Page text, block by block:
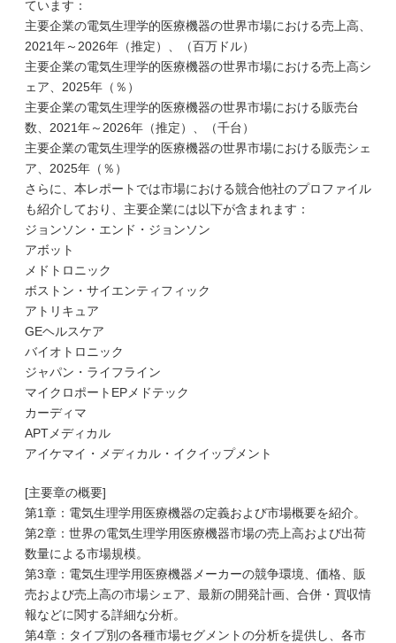
ています：
主要企業の電気生理学的医療機器の世界市場における売上高、
2021年～2026年（推定）、（百万ドル）
主要企業の電気生理学的医療機器の世界市場における売上高シ
ェア、2025年（％）
主要企業の電気生理学的医療機器の世界市場における販売台
数、2021年～2026年（推定）、（千台）
主要企業の電気生理学的医療機器の世界市場における販売シェ
ア、2025年（％）
さらに、本レポートでは市場における競合他社のプロファイル
も紹介しており、主要企業には以下が含まれます：
ジョンソン・エンド・ジョンソン
アボット
メドトロニック
ボストン・サイエンティフィック
アトリキュア
GEヘルスケア
バイオトロニック
ジャパン・ライフライン
マイクロポートEPメドテック
カーディマ
APTメディカル
アイケマイ・メディカル・イクイップメント
[主要章の概要]
第1章：電気生理学用医療機器の定義および市場概要を紹介。
第2章：世界の電気生理学用医療機器市場の売上高および出荷
数量による市場規模。
第3章：電気生理学用医療機器メーカーの競争環境、価格、販
売および売上高の市場シェア、最新の開発計画、合併・買収情
報などに関する詳細な分析。
第4章：タイプ別の各種市場セグメントの分析を提供し、各市